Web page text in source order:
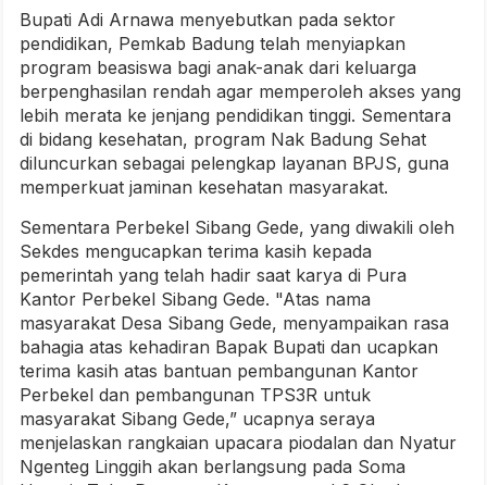
Bupati Adi Arnawa menyebutkan pada sektor
pendidikan, Pemkab Badung telah menyiapkan
program beasiswa bagi anak-anak dari keluarga
berpenghasilan rendah agar memperoleh akses yang
lebih merata ke jenjang pendidikan tinggi. Sementara
di bidang kesehatan, program Nak Badung Sehat
diluncurkan sebagai pelengkap layanan BPJS, guna
memperkuat jaminan kesehatan masyarakat.
Sementara Perbekel Sibang Gede, yang diwakili oleh
Sekdes mengucapkan terima kasih kepada
pemerintah yang telah hadir saat karya di Pura
Kantor Perbekel Sibang Gede. "Atas nama
masyarakat Desa Sibang Gede, menyampaikan rasa
bahagia atas kehadiran Bapak Bupati dan ucapkan
terima kasih atas bantuan pembangunan Kantor
Perbekel dan pembangunan TPS3R untuk
masyarakat Sibang Gede,” ucapnya seraya
menjelaskan rangkaian upacara piodalan dan Nyatur
Ngenteg Linggih akan berlangsung pada Soma